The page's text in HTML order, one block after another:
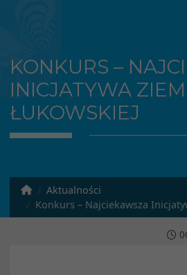
KONKURS –
INICJATYWA
ŁUKOWSKIEJ
Aktualności
Konkurs – Najciekawsza